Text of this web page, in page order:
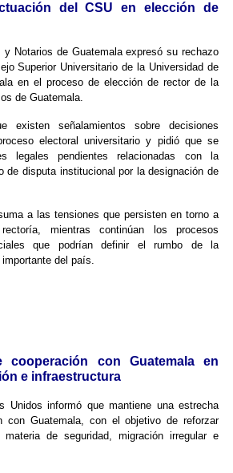
del CSU en elección de
y Notarios de Guatemala expresó su rechazo
Superior Universitario de la Universidad de
en el proceso de elección de rector de la
de Guatemala.
existen señalamientos sobre decisiones
electoral universitario y pidió que se
legales pendientes relacionadas con la
de disputa institucional por la designación de
a las tensiones que persisten en torno a
mientras continúan los procesos
que podrían definir el rumbo de la
del país.
cooperación con Guatemala en
e infraestructura
Unidos informó que mantiene una estrecha
con Guatemala, con el objetivo de reforzar
de seguridad, migración irregular e